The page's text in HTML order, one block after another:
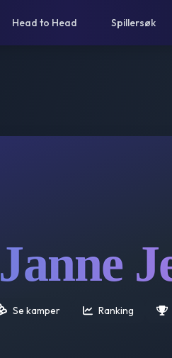
Head to Head Spillersøk
Janne
Se kamper Ranking